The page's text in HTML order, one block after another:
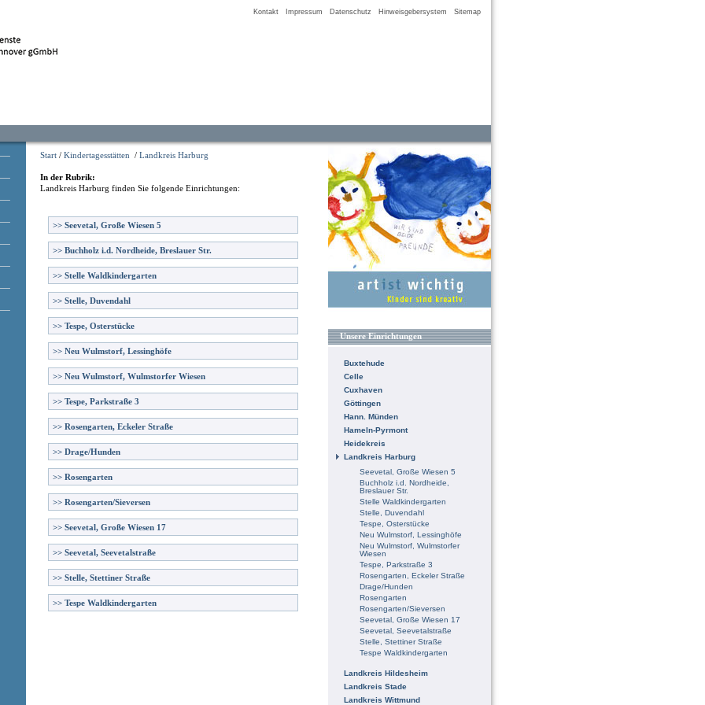
Kontakt Impressum Datenschutz Hinweisgebersystem Sitemap
Start / Kindertagesstätten / Landkreis Harburg
In der Rubrik:
Landkreis Harburg finden Sie folgende Einrichtungen:
>> Seevetal, Große Wiesen 5
>> Buchholz i.d. Nordheide, Breslauer Str.
>> Stelle Waldkindergarten
>> Stelle, Duvendahl
>> Tespe, Osterstücke
>> Neu Wulmstorf, Lessinghöfe
>> Neu Wulmstorf, Wulmstorfer Wiesen
>> Tespe, Parkstraße 3
>> Rosengarten, Eckeler Straße
>> Drage/Hunden
>> Rosengarten
>> Rosengarten/Sieversen
>> Seevetal, Große Wiesen 17
>> Seevetal, Seevetalstraße
>> Stelle, Stettiner Straße
>> Tespe Waldkindergarten
Unsere Einrichtungen
Buxtehude
Celle
Cuxhaven
Göttingen
Hann. Münden
Hameln-Pyrmont
Heidekreis
Landkreis Harburg
Seevetal, Große Wiesen 5
Buchholz i.d. Nordheide,
Breslauer Str.
Stelle Waldkindergarten
Stelle, Duvendahl
Tespe, Osterstücke
Neu Wulmstorf, Lessinghöfe
Neu Wulmstorf, Wulmstorfer
Wiesen
Tespe, Parkstraße 3
Rosengarten, Eckeler Straße
Drage/Hunden
Rosengarten
Rosengarten/Sieversen
Seevetal, Große Wiesen 17
Seevetal, Seevetalstraße
Stelle, Stettiner Straße
Tespe Waldkindergarten
Landkreis Hildesheim
Landkreis Stade
Landkreis Wittmund